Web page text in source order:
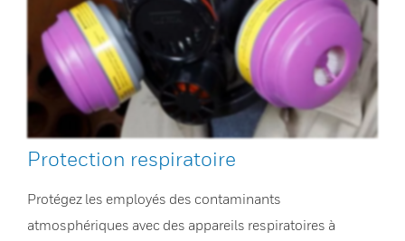
Protection respiratoire
Protégez les employés des contaminants
atmosphériques avec des appareils respiratoires à